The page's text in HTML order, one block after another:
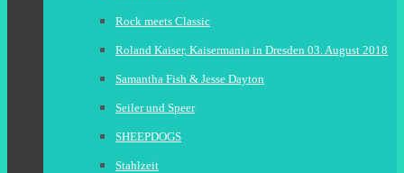
Rock meets Classic
Roland Kaiser, Kaisermania in Dresden 03. August 2018
Samantha Fish & Jesse Dayton
Seiler und Speer
SHEEPDOGS
Stahlzeit